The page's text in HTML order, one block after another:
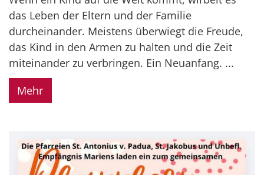
das Leben der Eltern und der Familie
durcheinander. Meistens überwiegt die Freude,
das Kind in den Armen zu halten und die Zeit
miteinander zu verbringen. Ein Neuanfang. ...
Mehr